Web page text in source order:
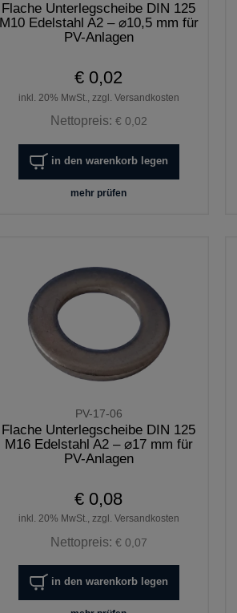
Flache Unterlegscheibe DIN 125
M10 Edelstahl A2 – ⌀10,5 mm für
PV-Anlagen
€ 0,02
inkl. 20% MwSt., zzgl. Versandkosten
Nettopreis: € 0,02
in den warenkorb legen
mehr prüfen
PV-17-06
Flache Unterlegscheibe DIN 125
M16 Edelstahl A2 – ⌀17 mm für
PV-Anlagen
€ 0,08
inkl. 20% MwSt., zzgl. Versandkosten
Nettopreis: € 0,07
in den warenkorb legen